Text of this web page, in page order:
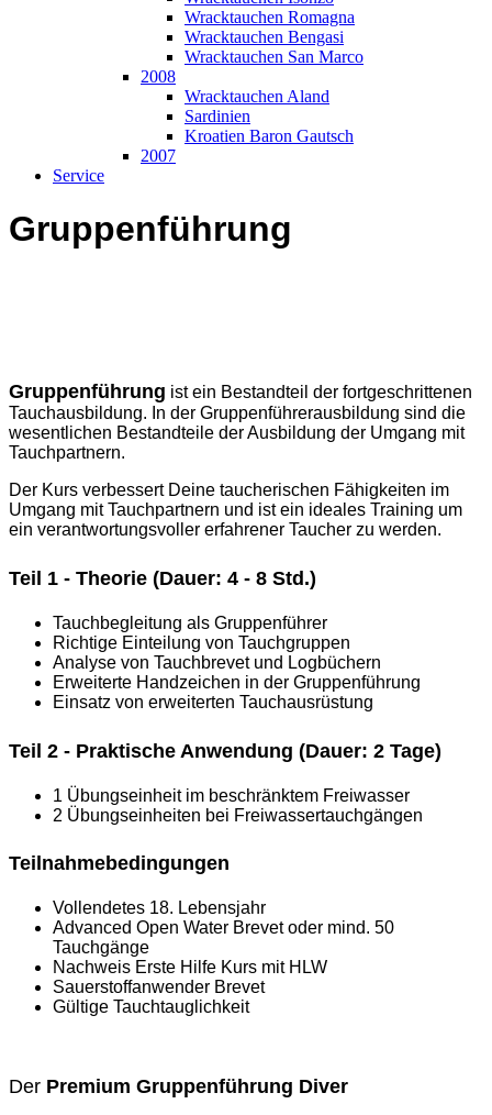
Wracktauchen Romagna
Wracktauchen Bengasi
Wracktauchen San Marco
2008
Wracktauchen Aland
Sardinien
Kroatien Baron Gautsch
2007
Service
Gruppenführung
Gruppenführung ist ein Bestandteil der fortgeschrittenen
Tauchausbildung. In der Gruppenführerausbildung sind die
wesentlichen Bestandteile der Ausbildung der Umgang mit
Tauchpartnern.
Der Kurs verbessert Deine taucherischen Fähigkeiten im
Umgang mit Tauchpartnern und ist ein ideales Training um
ein verantwortungsvoller erfahrener Taucher zu werden.
Teil 1 - Theorie (Dauer: 4 - 8 Std.)
Tauchbegleitung als Gruppenführer
Richtige Einteilung von Tauchgruppen
Analyse von Tauchbrevet und Logbüchern
Erweiterte Handzeichen in der Gruppenführung
Einsatz von erweiterten Tauchausrüstung
Teil 2 - Praktische Anwendung (Dauer: 2 Tage)
1 Übungseinheit im beschränktem Freiwasser
2 Übungseinheiten bei Freiwassertauchgängen
Teilnahmebedingungen
Vollendetes 18. Lebensjahr
Advanced Open Water Brevet oder mind. 50
Tauchgänge
Nachweis Erste Hilfe Kurs mit HLW
Sauerstoffanwender Brevet
Gültige Tauchtauglichkeit
Der Premium Gruppenführung Diver